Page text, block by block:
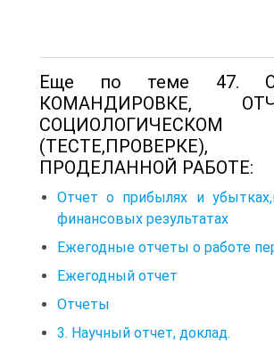
Еще по теме 47.
КОМАНДИРОВКЕ,
СОЦИОЛОГИЧЕСКОМ
ПРОДЕЛАННОЙ РАБОТЕ:
Отчет о прибылях и
финансовых результатах
Ежегодные отчеты о работе
Ежегодный отчет
Отчеты
3. Научный отчет, доклад.